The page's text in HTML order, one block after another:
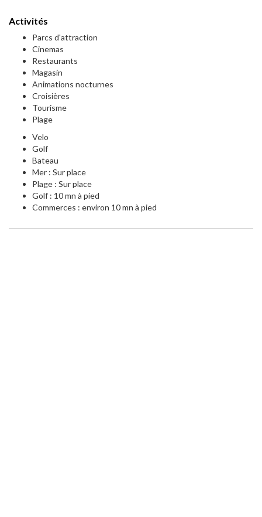
Activités
Parcs d'attraction
Cinemas
Restaurants
Magasin
Animations nocturnes
Croisières
Tourisme
Plage
Velo
Golf
Bateau
Mer : Sur place
Plage : Sur place
Golf : 10 mn à pied
Commerces : environ 10 mn à pied